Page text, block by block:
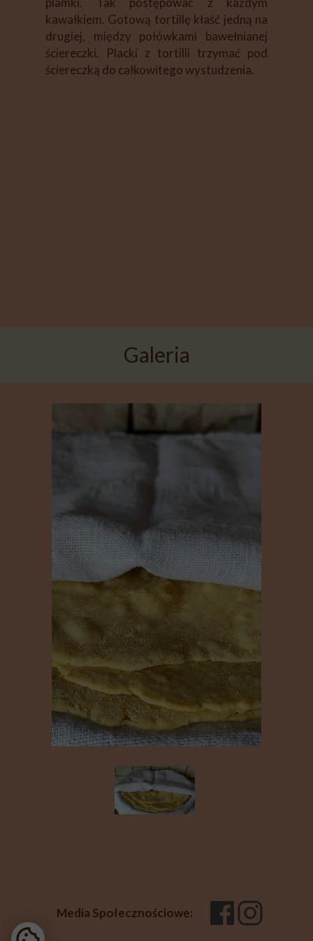
kawałkiem. Gotową tortillę kłaść jedną na
drugiej, między połówkami bawełnianej
ściereczki. Placki z tortilli trzymać pod
ściereczką do całkowitego wystudzenia.
Galeria
Media Społecznościowe: